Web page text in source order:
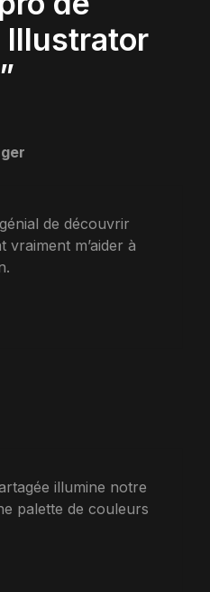
Illustrator
de découvrir
vraiment m’aider à
illumine notre
palette de couleurs